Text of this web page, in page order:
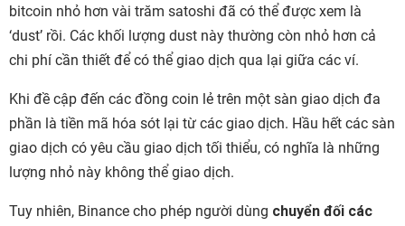
bitcoin nhỏ hơn vài trăm satoshi đã có thể được xem là
‘dust’ rồi. Các khối lượng dust này thường còn nhỏ hơn cả
chi phí cần thiết để có thể giao dịch qua lại giữa các ví.
Khi đề cập đến các đồng coin lẻ trên một sàn giao dịch đa
phần là tiền mã hóa sót lại từ các giao dịch. Hầu hết các sàn
giao dịch có yêu cầu giao dịch tối thiểu, có nghĩa là những
lượng nhỏ này không thể giao dịch.
Tuy nhiên, Binance cho phép người dùng chuyển đối các